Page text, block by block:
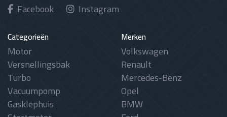
Facebook
Instagram
Categorieën
Motor
Versnellingsbak
Turbo
Vacuumpomp
Gasklephuis
Merken
Volkswagen
Renault
Mercedes-Benz
Opel
BMW